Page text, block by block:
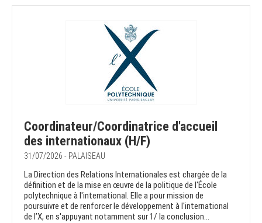
Coordinateur/Coordinatrice d'accueil
des internationaux (H/F)
31/07/2026 - PALAISEAU
La Direction des Relations Internationales est chargée de la
définition et de la mise en œuvre de la politique de l'École
polytechnique à l'international. Elle a pour mission de
poursuivre et de renforcer le développement à l'international
de l’X, en s'appuyant notamment sur 1/ la conclusion...